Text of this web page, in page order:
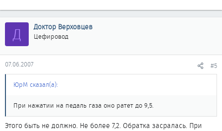
Д Доктор Верховцев
Цефировод
07.06.2007 #5
ЮрМ сказал(а):
При нажатии на педаль газа оно ратет до 9,5.
Этого быть не должно. Не более 7,2. Обратка засралась. При